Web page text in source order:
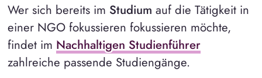
Wer sich bereits im Studium auf die Tätigkeit in
einer NGO fokussieren fokussieren möchte,
findet im Nachhaltigen Studienführer
zahlreiche passende Studiengänge.